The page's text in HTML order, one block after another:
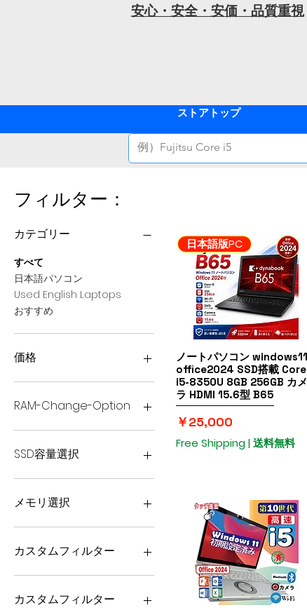
安心・安全・安価・品質重視
ストアトップ
フィルター：
カテゴリー
すべて
日本語パソコン
Used English Laptops
おすすめ
価格
￥18,500 ￥60,000
RAM-Change-Option
12GB
8GB
SSD容量選択
SSD 1TB
SSD 256GB
メモリ選択
12GB
16GB
カスタムフィルター
日本語パソコン
Used English Laptops
カスタムフィルター
クイックビュー
日本語版PC
ノートパソコン windows11
office2024 SSD搭載 Core
i5-8350U 8GB 256GB カメ
ラ HDMI 15.6型 B65
価格
￥25,000
Free Shipping | 送料無料